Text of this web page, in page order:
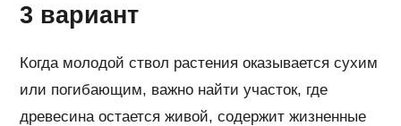
3 вариант
Когда молодой ствол растения оказывается сухим
или погибающим, важно найти участок, где
древесина остается живой, содержит жизненные